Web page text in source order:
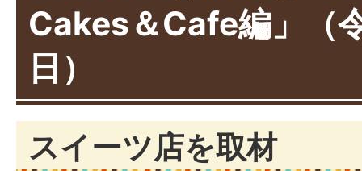
Cakes＆Cafe編」（
日）
スイーツ店を取材